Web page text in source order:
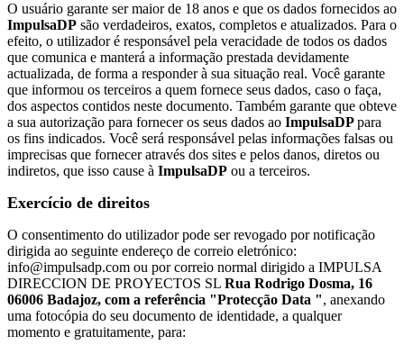
O usuário garante ser maior de 18 anos e que os dados fornecidos ao
ImpulsaDP são verdadeiros, exatos, completos e atualizados. Para o
efeito, o utilizador é responsável pela veracidade de todos os dados
que comunica e manterá a informação prestada devidamente
actualizada, de forma a responder à sua situação real. Você garante
que informou os terceiros a quem fornece seus dados, caso o faça,
dos aspectos contidos neste documento. Também garante que obteve
a sua autorização para fornecer os seus dados ao ImpulsaDPpara
os fins indicados. Você será responsável pelas informações falsas ou
imprecisas que fornecer através dos sites e pelos danos, diretos ou
indiretos, que isso cause à ImpulsaDP ou a terceiros.
Exercício de direitos
O consentimento do utilizador pode ser revogado por notificação
dirigida ao seguinte endereço de correio eletrónico:
info@impulsadp.com ou por correio normal dirigido a IMPULSA
DIRECCION DE PROYECTOS SL Rua Rodrigo Dosma, 16
06006 Badajoz, com a referência "Protecção Data ", anexando
uma fotocópia do seu documento de identidade, a qualquer
momento e gratuitamente, para: